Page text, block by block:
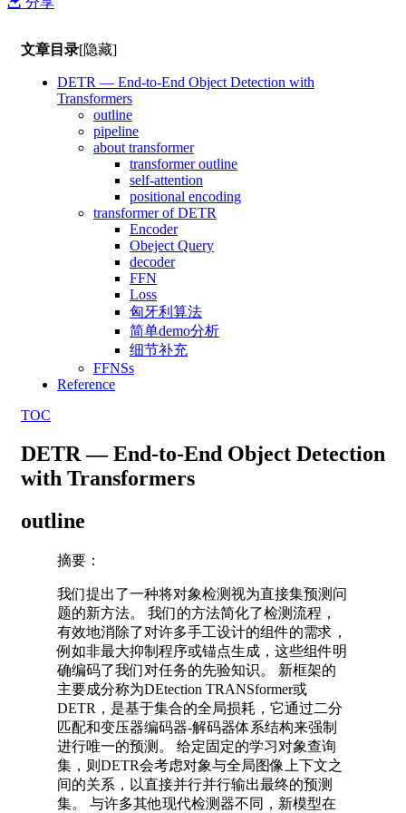
文章目录[隐藏]
DETR — End-to-End Object Detection with
Transformers
outline
pipeline
about transformer
transformer outline
self-attention
positional encoding
transformer of DETR
Encoder
Obeject Query
decoder
FFN
Loss
匈牙利算法
简单demo分析
细节补充
FFNSs
Reference
TOC
DETR — End-to-End Object Detection
with Transformers
outline
摘要：
我们提出了一种将对象检测视为直接集预测问
题的新方法。 我们的方法简化了检测流程，
有效地消除了对许多手工设计的组件的需求，
例如非最大抑制程序或锚点生成，这些组件明
确编码了我们对任务的先验知识。 新框架的
主要成分称为DEtection TRANSformer或
DETR，是基于集合的全局损耗，它通过二分
匹配和变压器编码器-解码器体系结构来强制
进行唯一的预测。 给定固定的学习对象查询
集，则DETR会考虑对象与全局图像上下文之
间的关系，以直接并行并行输出最终的预测
集。 与许多其他现代检测器不同，新模型在